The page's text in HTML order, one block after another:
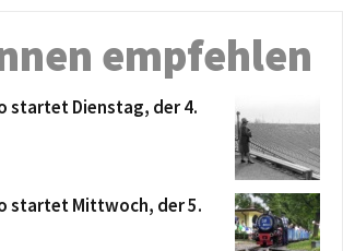
empfehlen
startet Dienstag, der 4.
startet Mittwoch, der 5.